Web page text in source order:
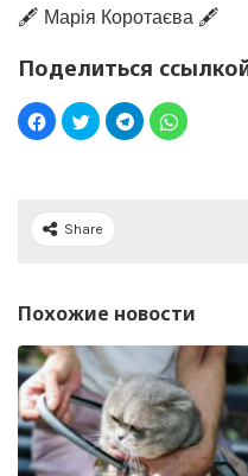
🖋️ Марія Коротаєва 🖋️
Поделиться
Share
Похожие новости